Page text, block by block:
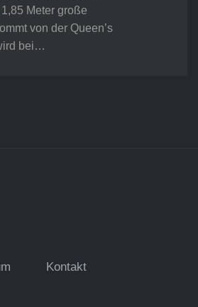
Meter große
von der Queen’s
bei…
Kontakt